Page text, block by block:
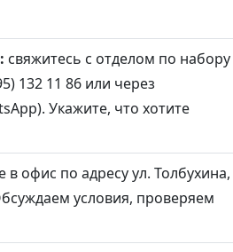
свяжитесь с отделом по набору
132 11 86 или через
Укажите, что хотите
в офис по адресу ул. Толбухина,
условия, проверяем